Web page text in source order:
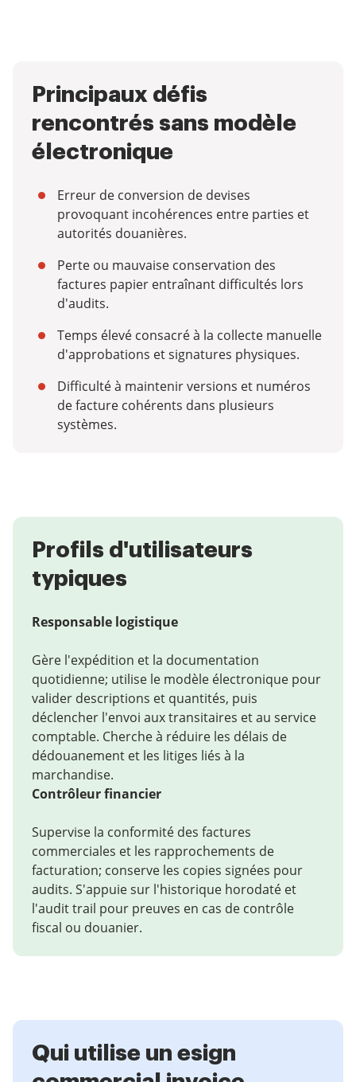
Principaux défis
rencontrés sans modèle
électronique
Erreur de conversion de devises
provoquant incohérences entre parties et
autorités douanières.
Perte ou mauvaise conservation des
factures papier entraînant difficultés lors
d'audits.
Temps élevé consacré à la collecte manuelle
d'approbations et signatures physiques.
Difficulté à maintenir versions et numéros
de facture cohérents dans plusieurs
systèmes.
Profils d'utilisateurs
typiques
Responsable logistique
Gère l'expédition et la documentation
quotidienne; utilise le modèle électronique pour
valider descriptions et quantités, puis
déclencher l'envoi aux transitaires et au service
comptable. Cherche à réduire les délais de
dédouanement et les litiges liés à la
marchandise.
Contrôleur financier
Supervise la conformité des factures
commerciales et les rapprochements de
facturation; conserve les copies signées pour
audits. S'appuie sur l'historique horodaté et
l'audit trail pour preuves en cas de contrôle
fiscal ou douanier.
Qui utilise un esign